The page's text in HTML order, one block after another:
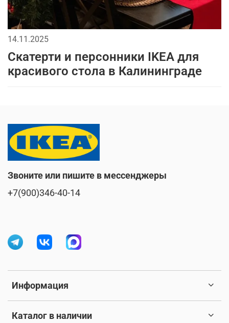
14.11.2025
Скатерти и персонники IKEA для
красивого стола в Калининграде
Информация
Каталог в наличии
Звоните или пишите в мессенджеры
+7(900)346-40-14